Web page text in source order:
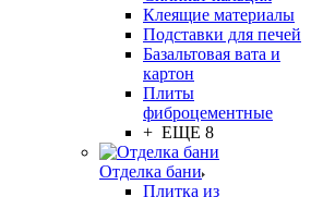
Клеящие материалы
Подставки для печей
Базальтовая вата и
картон
Плиты
фиброцементные
+ ЕЩЕ 8
Отделка бани
Плитка из